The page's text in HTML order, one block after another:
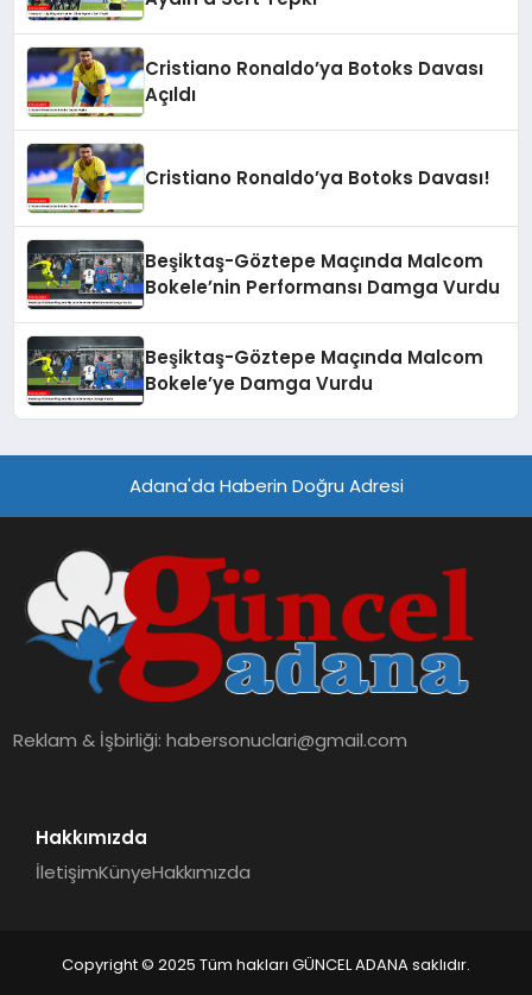
Cristiano Ronaldo’ya Botoks Davası
Açıldı
Cristiano Ronaldo’ya Botoks Davası!
Beşiktaş-Göztepe Maçında Malcom
Bokele’nin Performansı Damga Vurdu
Beşiktaş-Göztepe Maçında Malcom
Bokele’ye Damga Vurdu
Adana'da Haberin Doğru Adresi
Reklam & İşbirliği:habersonuclari@gmail.com
Hakkımızda
İletişimKünyeHakkımızda
Copyright © 2025 Tüm hakları GÜNCEL ADANA saklıdır.